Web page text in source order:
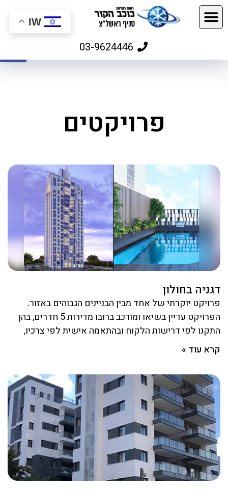
03-9624446
פרויקטים
דגניה בחולון
פרויקט יוקרתי של אחד מבין הבניינים הגבוהים באזור.
הפרויקט עדיין בשיאו ומורכב ברובו מדירות 5 חדרים, בהן
התקנו לפי דרישות הלקוח ובהתאמה אישית לפי צרכיו,
קרא עוד »
IW